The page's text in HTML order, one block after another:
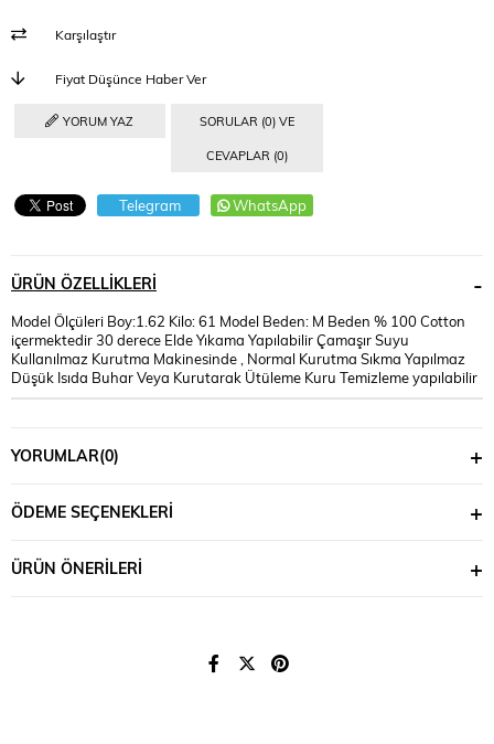
Karşılaştır
Fiyat Düşünce Haber Ver
YORUM YAZ SORULAR (0) VE
CEVAPLAR (0)
Telegram WhatsApp
ÜRÜN ÖZELLIKLERI
Model Ölçüleri Boy:1.62 Kilo: 61 Model Beden: M Beden % 100 Cotton
içermektedir 30 derece Elde Yıkama Yapılabilir Çamaşır Suyu
Kullanılmaz Kurutma Makinesinde , Normal Kurutma Sıkma Yapılmaz
Düşük Isıda Buhar Veya Kurutarak Ütüleme Kuru Temizleme yapılabilir
YORUMLAR(0)
ÖDEME SEÇENEKLERI
ÜRÜN ÖNERILERI